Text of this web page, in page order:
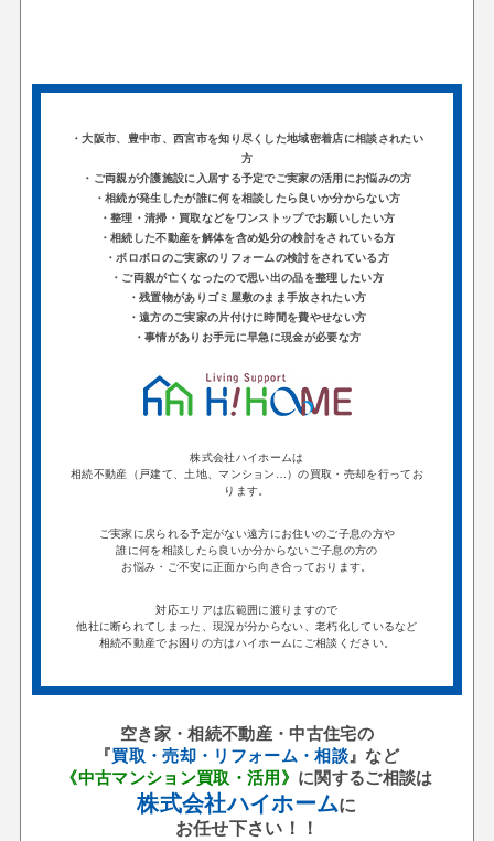
・大阪市、豊中市、西宮市を知り尽くした地域密着店に相談されたい
方
・ご両親が介護施設に入居する予定でご実家の活用にお悩みの方
・相続が発生したが誰に何を相談したら良いか分からない方
・整理・清掃・買取などをワンストップでお願いしたい方
・相続した不動産を解体を含め処分の検討をされている方
・ボロボロのご実家のリフォームの検討をされている方
・ご両親が亡くなったので思い出の品を整理したい方
・残置物がありゴミ屋敷のまま手放されたい方
・遠方のご実家の片付けに時間を費やせない方
・事情がありお手元に早急に現金が必要な方
株式会社ハイホームは
相続不動産（戸建て、土地、マンション…）の買取・売却を行ってお
ります。
ご実家に戻られる予定がない遠方にお住いのご子息の方や
誰に何を相談したら良いか分からないご子息の方の
お悩み・ご不安に正面から向き合っております。
対応エリアは広範囲に渡りますので
他社に断られてしまった、現況が分からない、老朽化しているなど
相続不動産でお困りの方はハイホームにご相談ください。
空き家・相続不動産・中古住宅の
『買取・売却・リフォーム・相談』など
《中古マンション買取・活用》 に関するご相談は
株式会社ハイホームに
お任せ下さい！！